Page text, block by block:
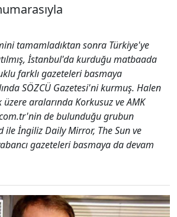
tamamladıktan sonra Türkiye'ye
İstanbul'da kurduğu matbaada
farklı gazeteleri basmaya
SÖZCÜ Gazetesi'ni kurmuş. Halen
aralarında Korkusuz ve AMK
de bulunduğu grubun
ile İngiliz Daily Mirror, The Sun ve
gazeteleri basmaya da devam